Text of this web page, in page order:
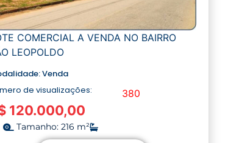
COMERCIAL A VENDA NO BAIRRO
LEOPOLDO
Venda
de visualizações:
380
120.000,00
Tamanho: 216 m²